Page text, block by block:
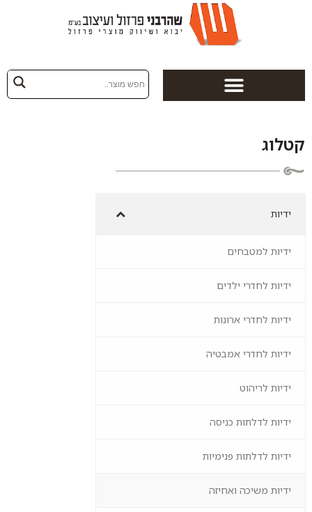
ידיות
ידיות למטבחים
ידיות לחדרי ילדים
ידיות לחדרי ארונות
ידיות לחדרי אמבטיה
ידיות לריהוט
ידיות לדלתות כניסה
ידיות לדלתות פנימיות
ידיות משיכה ואחיזה